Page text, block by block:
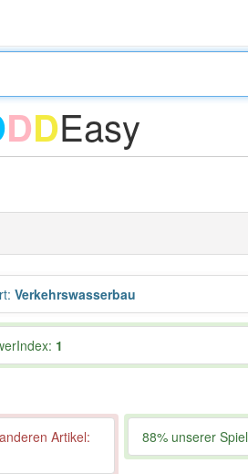
DDEasy
: Verkehrswasserbau
1
Artikel:
88% unserer